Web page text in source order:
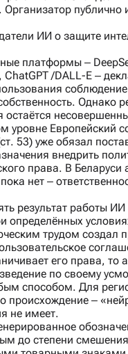
публично
ИИ о защите
платформы ‒
/DALL-E ‒
Однако
остаётся
уровне Европейский
53) уже обязал
внедрить
права. В Беларуси
нет ‒
результат работы ИИ
определённых
трудом создал
его права, то
по своему
способом. Для
происхождение ‒
не имеет.
до степени